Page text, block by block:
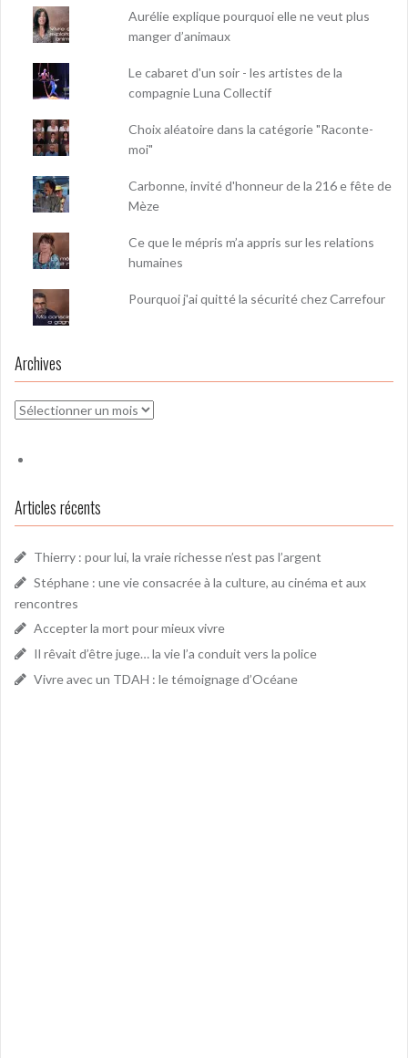
Aurélie explique pourquoi elle ne veut plus
manger d’animaux
Le cabaret d'un soir - les artistes de la
compagnie Luna Collectif
Choix aléatoire dans la catégorie "Raconte-
moi"
Carbonne, invité d'honneur de la 216 e fête de
Mèze
Ce que le mépris m’a appris sur les relations
humaines
Pourquoi j'ai quitté la sécurité chez Carrefour
Archives
Archives
Articles récents
Thierry : pour lui, la vraie richesse n’est pas l’argent
Stéphane : une vie consacrée à la culture, au cinéma et aux
rencontres
Accepter la mort pour mieux vivre
Il rêvait d’être juge… la vie l’a conduit vers la police
Vivre avec un TDAH : le témoignage d’Océane